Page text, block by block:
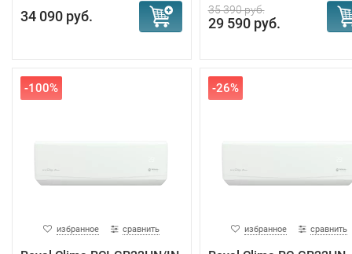
34 090 руб. 35 390 руб.
29 590 руб.
-100%
избранное сравнить
-26%
избранное сравнить